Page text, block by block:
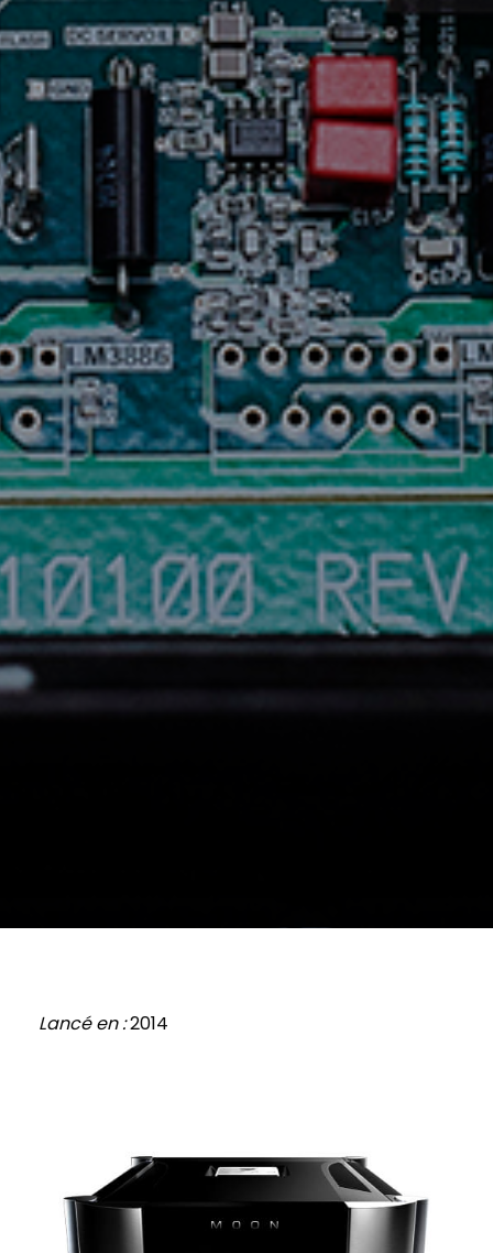
Lancé en :2014